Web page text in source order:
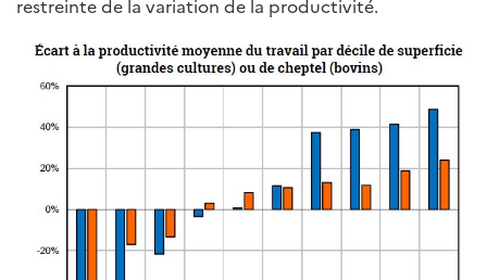
restreinte de la variation de la productivité.